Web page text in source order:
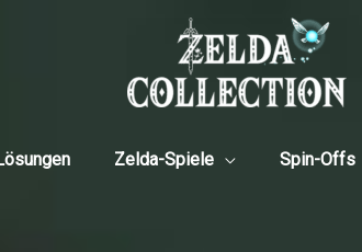
Zelda-Spiele Spin-Offs